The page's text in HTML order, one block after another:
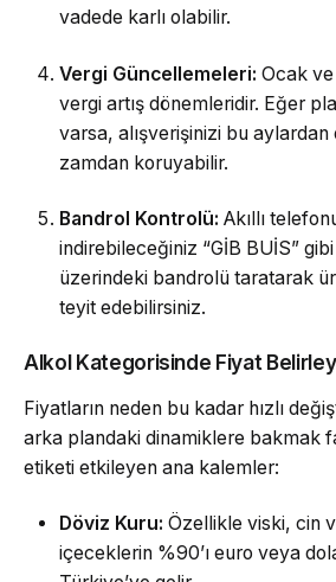
vadede karlı olabilir.
Vergi Güncellemeleri: Ocak
vergi artış dönemleridir. Eğer
varsa, alışverişinizi bu
zamdan koruyabilir.
Bandrol Kontrolü: Akıllı
indirebileceğiniz “GİB BUİS”
üzerindeki bandrolü taratarak
teyit edebilirsiniz.
Alkol Kategorisinde Fiyat
Fiyatların neden bu kadar hızlı
arka plandaki dinamiklere bakmak
etiketi etkileyen ana kalemler:
Döviz Kuru: Özellikle viski, cin
içeceklerin %90’ı euro veya